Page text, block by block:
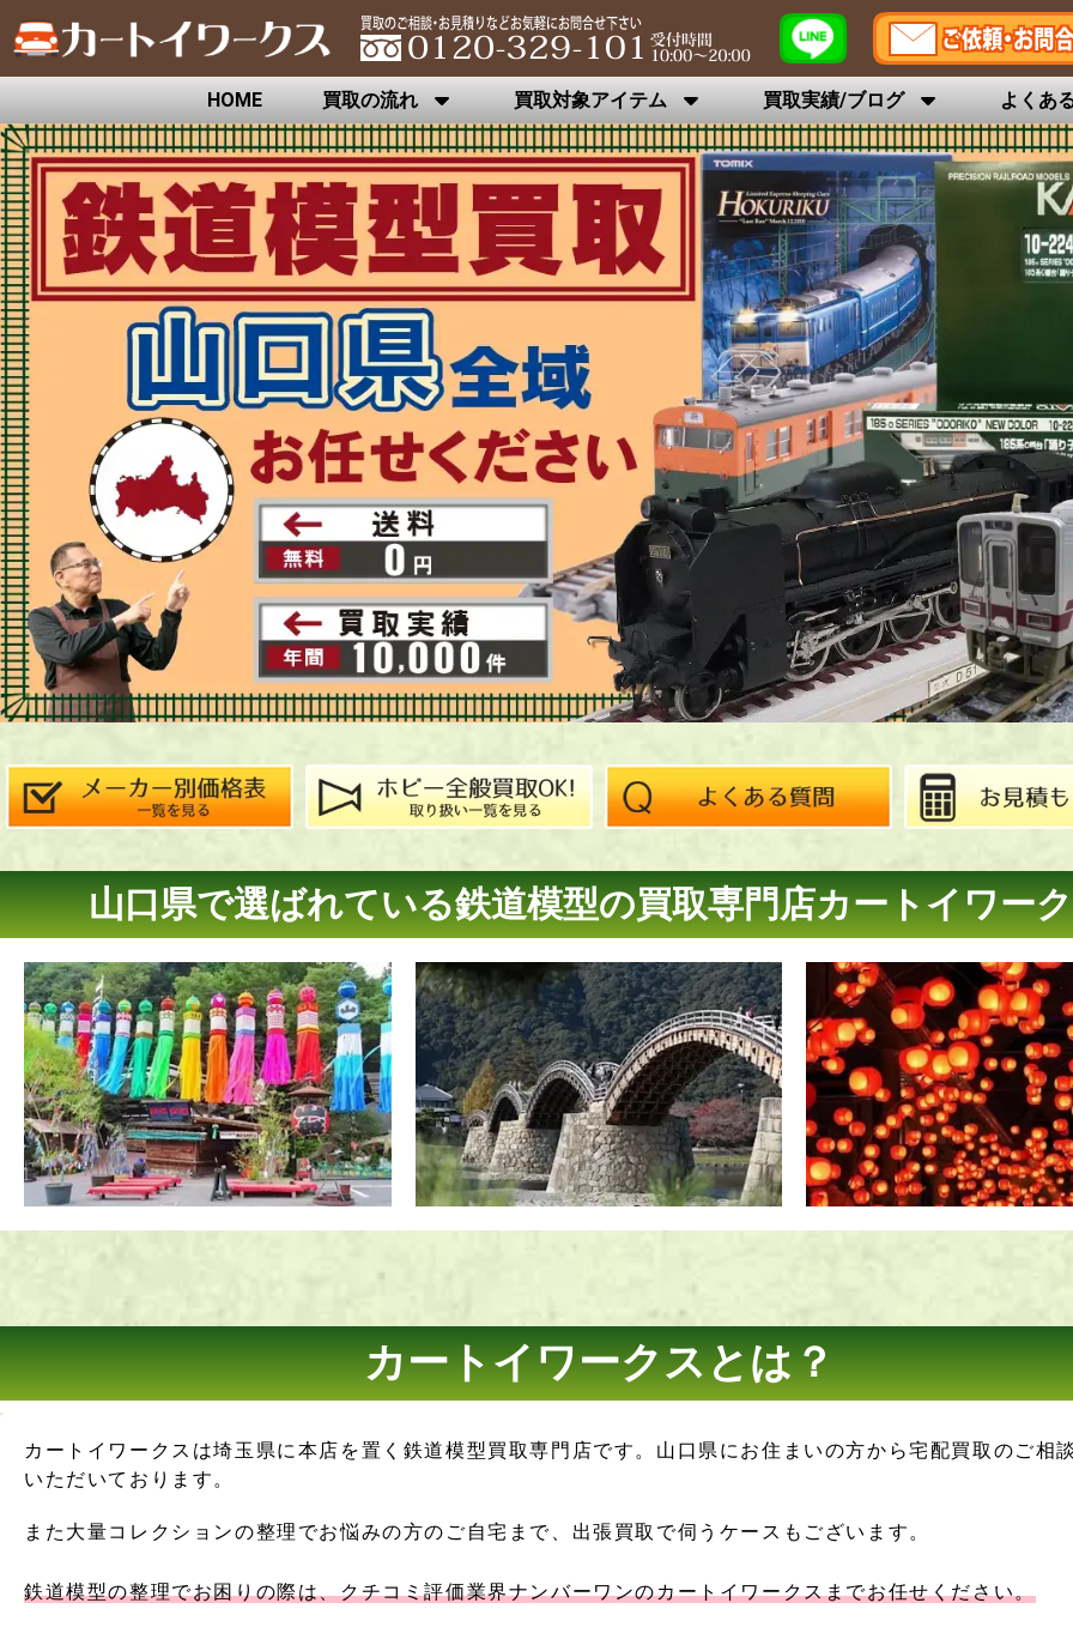
HOME 買取の流れ 買取対象アイテム 買取実績/ブログ よくあ
山口県で選ばれている鉄道模型の買取専門店カートイワー
カートイワークスとは？
カートイワークスは埼玉県に本店を置く鉄道模型買取専門店です。山口県にお住まいの方から宅配買取のご相
いただいております。
また大量コレクションの整理でお悩みの方のご自宅まで、出張買取で伺うケースもございます。
鉄道模型の整理でお困りの際は、クチコミ評価業界ナンバーワンのカートイワークスまでお任せください。